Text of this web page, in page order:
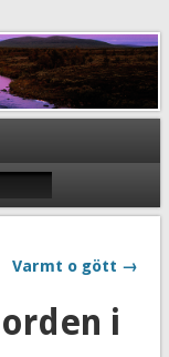
Varmt o gött →
i